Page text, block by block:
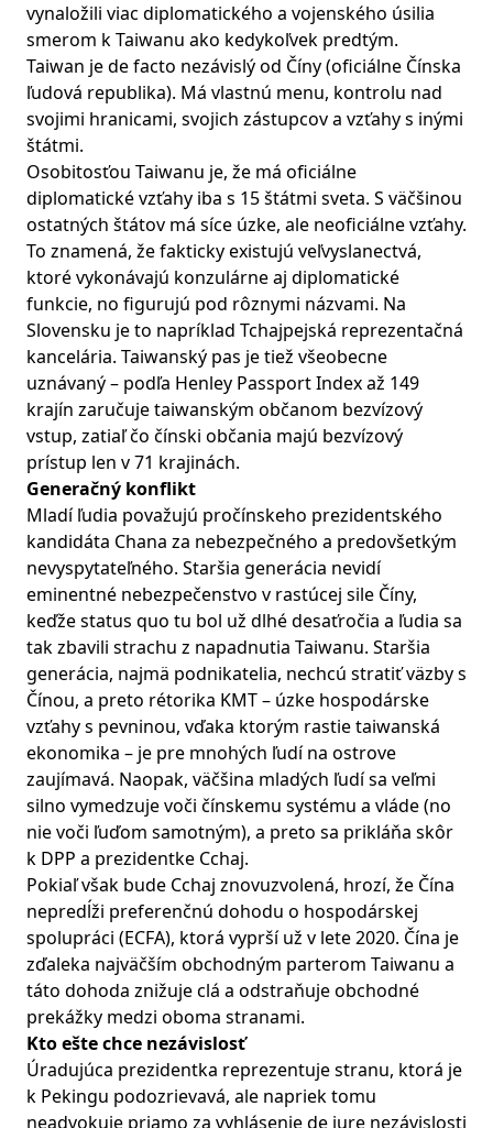
vynaložili viac diplomatického a vojenského úsilia
smerom k Taiwanu ako kedykoľvek predtým.
Taiwan je de facto nezávislý od Číny (oficiálne Čínska
ľudová republika). Má vlastnú menu, kontrolu nad
svojimi hranicami, svojich zástupcov a vzťahy s inými
štátmi.
Osobitosťou Taiwanu je, že má oficiálne
diplomatické vzťahy iba s 15 štátmi sveta. S väčšinou
ostatných štátov má síce úzke, ale neoficiálne vzťahy.
To znamená, že fakticky existujú veľvyslanectvá,
ktoré vykonávajú konzulárne aj diplomatické
funkcie, no figurujú pod rôznymi názvami. Na
Slovensku je to napríklad Tchajpejská reprezentačná
kancelária. Taiwanský pas je tiež všeobecne
uznávaný – podľa Henley Passport Index až 149
krajín zaručuje taiwanským občanom bezvízový
vstup, zatiaľ čo čínski občania majú bezvízový
prístup len v 71 krajinách.
Generačný konflikt
Mladí ľudia považujú pročínskeho prezidentského
kandidáta Chana za nebezpečného a predovšetkým
nevyspytateľného. Staršia generácia nevidí
eminentné nebezpečenstvo v rastúcej sile Číny,
keďže status quo tu bol už dlhé desaťročia a ľudia sa
tak zbavili strachu z napadnutia Taiwanu. Staršia
generácia, najmä podnikatelia, nechcú stratiť väzby s
Čínou, a preto rétorika KMT – úzke hospodárske
vzťahy s pevninou, vďaka ktorým rastie taiwanská
ekonomika – je pre mnohých ľudí na ostrove
zaujímavá. Naopak, väčšina mladých ľudí sa veľmi
silno vymedzuje voči čínskemu systému a vláde (no
nie voči ľuďom samotným), a preto sa prikláňa skôr
k DPP a prezidentke Cchaj.
Pokiaľ však bude Cchaj znovuzvolená, hrozí, že Čína
nepredĺži preferenčnú dohodu o hospodárskej
spolupráci (ECFA), ktorá vyprší už v lete 2020. Čína je
zďaleka najväčším obchodným parterom Taiwanu a
táto dohoda znižuje clá a odstraňuje obchodné
prekážky medzi oboma stranami.
Kto ešte chce nezávislosť
Úradujúca prezidentka reprezentuje stranu, ktorá je
k Pekingu podozrievavá, ale napriek tomu
neadvokuje priamo za vyhlásenie de jure nezávislosti